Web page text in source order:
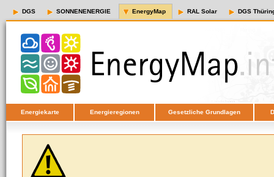
DGS SONNENENERGIE EnergyMap RAL Solar DGS
Energiekarte Energieregionen Gesetzliche Grundlagen